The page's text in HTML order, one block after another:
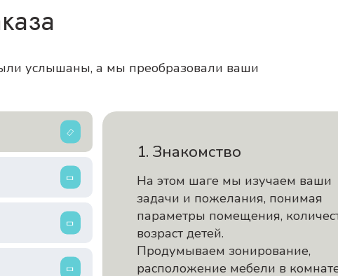
услышаны, а мы преобразовали ваши
1. Знакомство
На этом шаге мы изучаем ваши
задачи и пожелания, понимая
параметры помещения,
возраст детей.
Продумываем зонирование,
расположение мебели в